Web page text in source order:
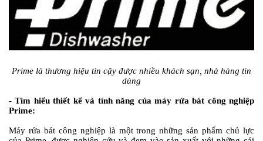
Prime là thương hiệu tin cậy được nhiều khách sạn, nhà hàng tin
dùng
- Tìm hiểu thiết kế và tính năng của máy rửa bát công nghiệp
Prime:
Máy rửa bát công nghiệp là một trong những sản phẩm chủ lực